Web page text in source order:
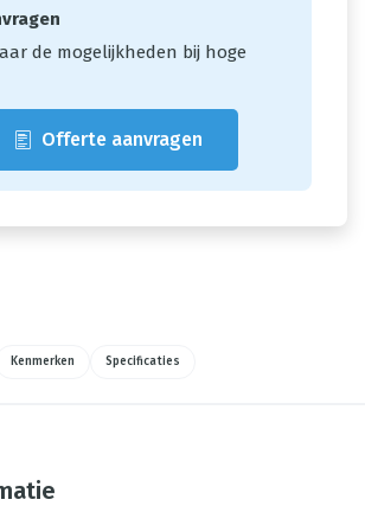
de mogelijkheden bij hoge
Offerte aanvragen
Kenmerken Specificaties